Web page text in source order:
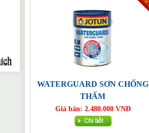
WATERGUARD SƠN CHỐNG
THẤM
Giá bán: 2.480.000 VNĐ